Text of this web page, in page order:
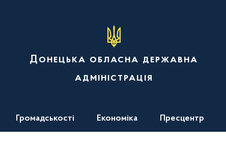
Донецька обласна державна
адміністрація
Громадськості Економіка Пресцентр